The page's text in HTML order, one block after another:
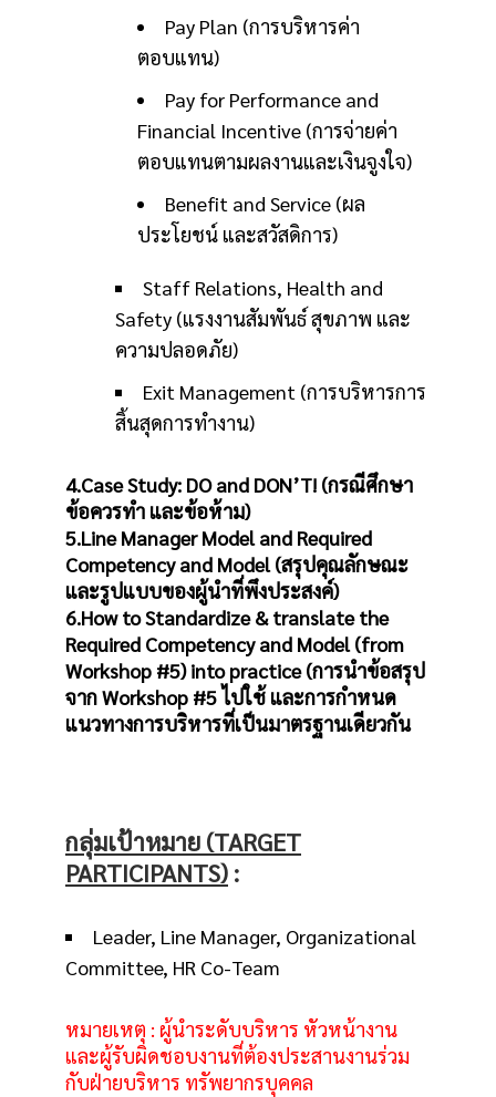
Pay Plan (การบริหารค่า
ตอบแทน)
Pay for Performance and
Financial Incentive (การจ่ายค่า
ตอบแทนตามผลงานและเงินจูงใจ)
Benefit and Service (ผล
ประโยชน์ และสวัสดิการ)
Staff Relations, Health and
Safety (แรงงานสัมพันธ์ สุขภาพ และ
ความปลอดภัย)
Exit Management (การบริหารการ
สิ้นสุดการทำงาน)
4.Case Study: DO and DON’T! (กรณีศึกษา
ข้อควรทำ และข้อห้าม)
5.Line Manager Model and Required
Competency and Model (สรุปคุณลักษณะ
และรูปแบบของผู้นำที่พึงประสงค์)
6.How to Standardize & translate the
Required Competency and Model (from
Workshop #5) into practice (การนำข้อสรุป
จาก Workshop #5 ไปใช้ และการกำหนด
แนวทางการบริหารที่เป็นมาตรฐานเดียวกัน
กลุ่มเป้าหมาย (TARGET
PARTICIPANTS) :
Leader, Line Manager, Organizational
Committee, HR Co-Team
หมายเหตุ : ผู้นำระดับบริหาร หัวหน้างาน
และผู้รับผิดชอบงานที่ต้องประสานงานร่วม
กับฝ่ายบริหาร ทรัพยากรบุคคล